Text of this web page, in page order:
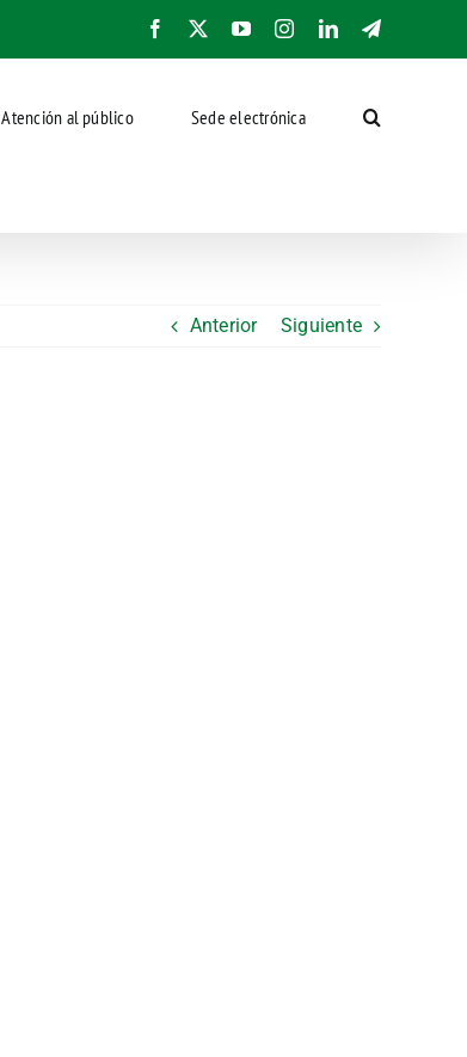
Facebook YouTubeInstagramLinkedInTelegram
Atención al público Sede electrónica
Anterior Siguiente